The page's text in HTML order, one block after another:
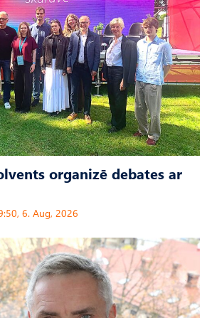
organizē debates ar
6. Aug, 2026